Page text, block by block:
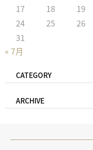
« 7月
17
18 19
24
25 26
31
CATEGORY
ARCHIVE